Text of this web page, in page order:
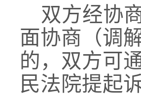
双方经协
面协商（调
的， 双方可
民法院提起